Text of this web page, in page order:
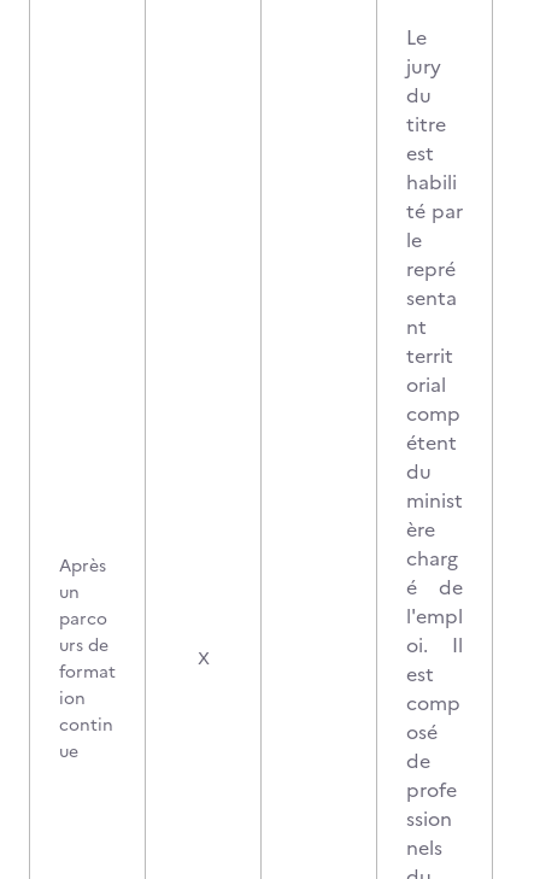
Après
un
parco
urs de
format
ion
contin
ue
X
Le
jury
du
titre
est
habili
té par
le
repré
senta
nt
territ
orial
comp
étent
du
minist
ère
charg
é de
l'empl
oi. Il
est
comp
osé
de
profe
ssion
nels